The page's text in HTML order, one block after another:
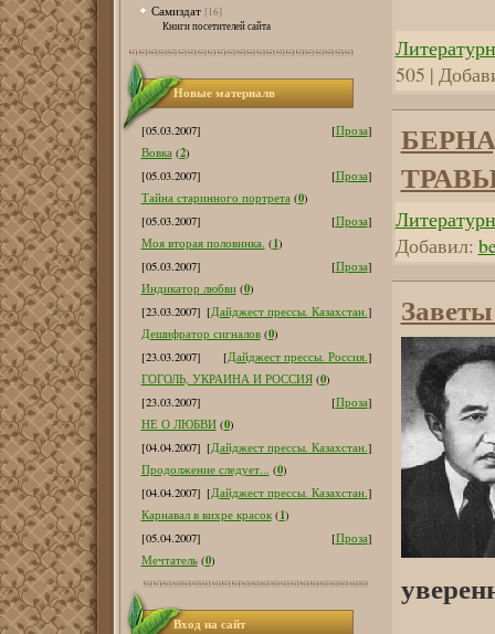
Самиздат [16]
Книги посетителей сайта
Новые материалв
[05.03.2007] [Проза]
Вовка (2)
[05.03.2007]
[Проза]
Тайна старинного портрета (0)
[05.03.2007]
[Проза]
Моя вторая половинка. (1)
[05.03.2007]
[Проза]
Индикатор любви (0)
[23.03.2007] [Дайджест прессы. Казахстан.]
Дешифратор сигналов (0)
[23.03.2007]
[Дайджест прессы. Россия.]
ГОГОЛЬ, УКРАИНА И РОССИЯ (0)
[23.03.2007]
[Проза]
НЕ О ЛЮБВИ (0)
[04.04.2007] [Дайджест прессы. Казахстан.]
Продолжение следует... (0)
[04.04.2007] [Дайджест прессы. Казахстан.]
Карнавал в вихре красок (1)
[05.04.2007]
[Проза]
Мечтатель (0)
Вход на сайт
505 |
Добавил: